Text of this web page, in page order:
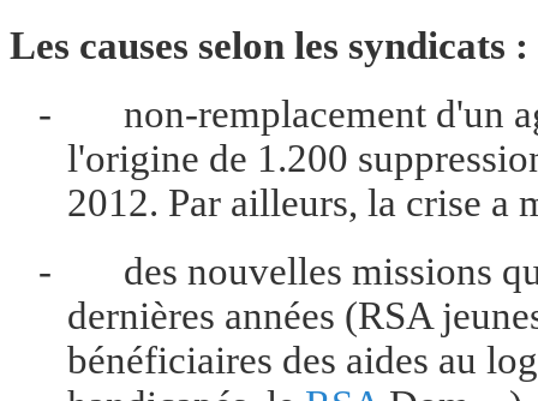
Les causes selon les syndicats :
-
non-remplacement d'un
l'origine de 1.200
2012. Par ailleurs, la crise a
-
des nouvelles missions
dernières années (RSA
bénéficiaires des aides au